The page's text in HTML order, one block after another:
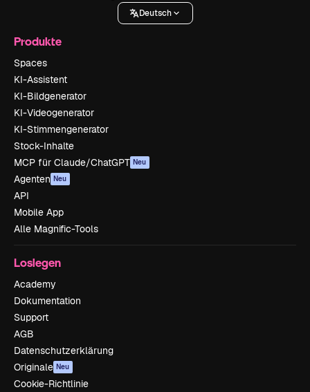
Deutsch
Produkte
Spaces
KI-Assistent
KI-Bildgenerator
KI-Videogenerator
KI-Stimmengenerator
Stock-Inhalte
MCP für Claude/ChatGPT Neu
Agenten Neu
API
Mobile App
Alle Magnific-Tools
Loslegen
Academy
Dokumentation
Support
AGB
Datenschutzerklärung
Originale Neu
Cookie-Richtlinie